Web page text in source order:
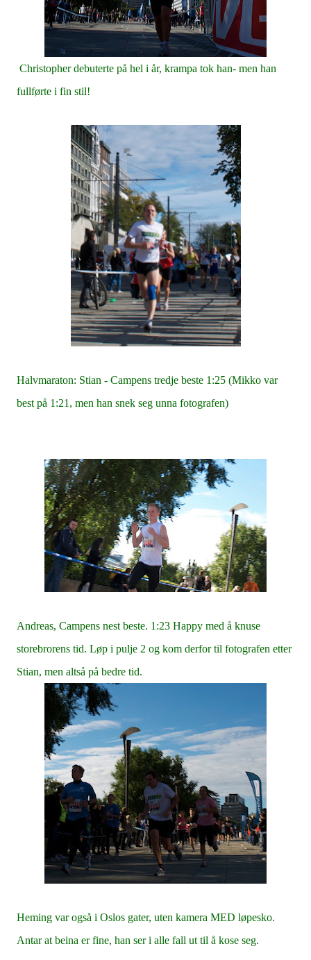
Christopher debuterte på hel i år, krampa tok han- men han
fullførte i fin stil!
Halvmaraton: Stian - Campens tredje beste 1:25 (Mikko var
best på 1:21, men han snek seg unna fotografen)
Andreas, Campens nest beste. 1:23 Happy med å knuse
storebrorens tid. Løp i pulje 2 og kom derfor til fotografen etter
Stian, men altså på bedre tid.
Heming var også i Oslos gater, uten kamera MED løpesko.
Antar at beina er fine, han ser i alle fall ut til å kose seg.